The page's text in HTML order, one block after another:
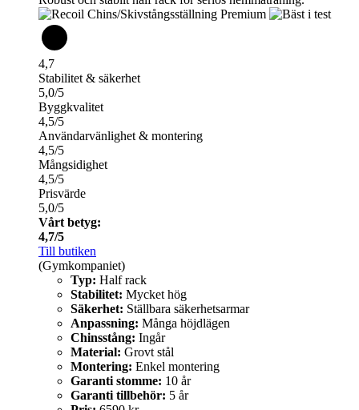
4,7
Stabilitet & säkerhet
5,0/5
Byggkvalitet
4,5/5
Användarvänlighet & montering
4,5/5
Mångsidighet
4,5/5
Prisvärde
5,0/5
Vårt betyg:
4,7/5
Till butiken
(Gymkompaniet)
Typ: Half rack
Stabilitet: Mycket hög
Säkerhet: Ställbara säkerhetsarmar
Anpassning: Många höjdlägen
Chinsstång: Ingår
Material: Grovt stål
Montering: Enkel montering
Garanti stomme: 10 år
Garanti tillbehör: 5 år